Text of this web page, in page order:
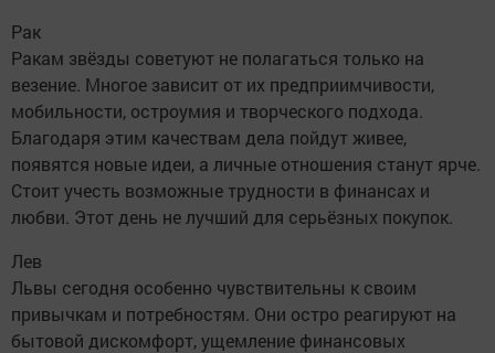
Рак
Ракам звёзды советуют не полагаться только на
везение. Многое зависит от их предприимчивости,
мобильности, остроумия и творческого подхода.
Благодаря этим качествам дела пойдут живее,
появятся новые идеи, а личные отношения станут ярче.
Стоит учесть возможные трудности в финансах и
любви. Этот день не лучший для серьёзных покупок.
Лев
Львы сегодня особенно чувствительны к своим
привычкам и потребностям. Они остро реагируют на
бытовой дискомфорт, ущемление финансовых